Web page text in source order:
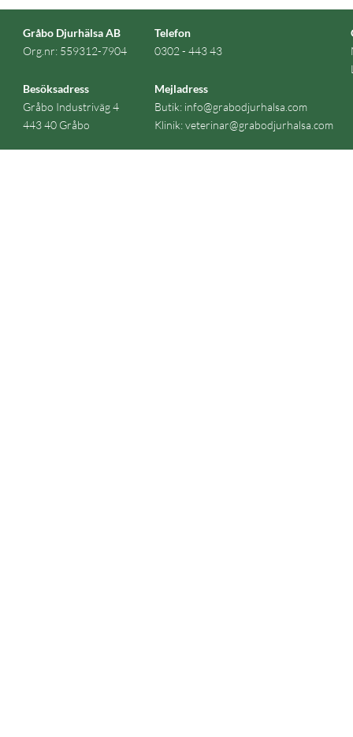
Telefon
0302 - 443 43
Gråbo Djurhälsa AB
Org.nr: 559312-7904
Besöksadress
Gråbo Industriväg 4
443 40 Gråbo
Mejladress
Butik: info@grabodjurhalsa.com
Klinik:veterinar@grabodjurhalsa.com